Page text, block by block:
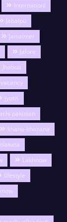
Internationl
Jabalpu
Jaisalmer
Jalore
Jhabua
vacancy
jyotis
pakistan
khana-khazana
Lakhnow
lifestyle